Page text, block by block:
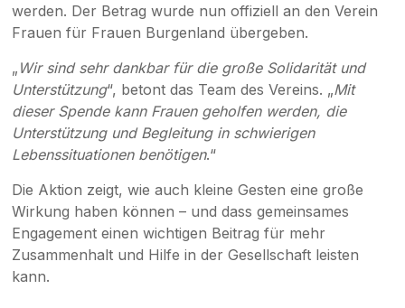
werden. Der Betrag wurde nun offiziell an den Verein
Frauen für Frauen Burgenland übergeben.
„ Wir sind sehr dankbar für die große Solidarität und
Unterstützung“, betont das Team des Vereins. „Mit
dieser Spende kann Frauen geholfen werden, die
Unterstützung und Begleitung in schwierigen
Lebenssituationen benötigen.“
Die Aktion zeigt, wie auch kleine Gesten eine große
Wirkung haben können – und dass gemeinsames
Engagement einen wichtigen Beitrag für mehr
Zusammenhalt und Hilfe in der Gesellschaft leisten
kann.